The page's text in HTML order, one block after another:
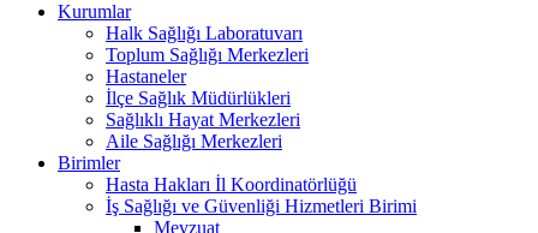
Kurumlar
Halk Sağlığı Laboratuvarı
Toplum Sağlığı Merkezleri
Hastaneler
İlçe Sağlık Müdürlükleri
Sağlıklı Hayat Merkezleri
Aile Sağlığı Merkezleri
Birimler
Hasta Hakları İl Koordinatörlüğü
İş Sağlığı ve Güvenliği Hizmetleri Birimi
Mevzuat